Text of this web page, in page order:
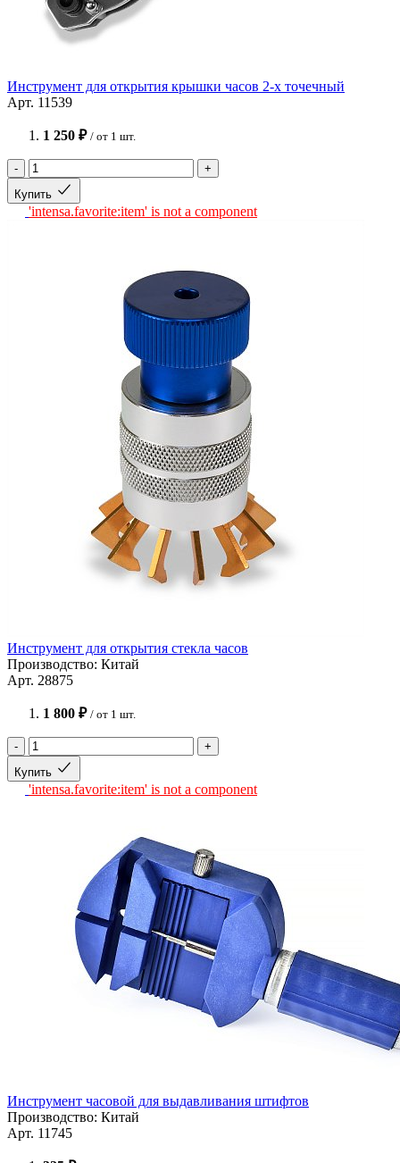
Инструмент для открытия крышки часов 2-х точечный
Арт. 11539
1 250 ₽ / от 1 шт.
-
+
Купить
'intensa.favorite:item' is not a component
Инструмент для открытия стекла часов
Производство: Китай
Арт. 28875
1 800 ₽ / от 1 шт.
-
+
Купить
'intensa.favorite:item' is not a component
Инструмент часовой для выдавливания штифтов
Производство: Китай
Арт. 11745